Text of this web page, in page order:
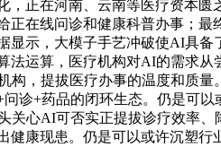
，正在河南、云南等医疗资本
正在线问诊和健康科普办事；
显示，大模子手艺冲破使AI具
法运算，医疗机构对AI的需求
构，提拔医疗办事的温度和质
诊+药品的闭环生态。仍是可
关心AI可否实正提拔诊疗效率
健康现患。仍是可以或许沉塑